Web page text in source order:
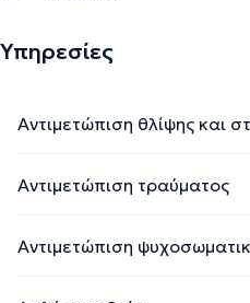
Υπηρεσίες
Αντιμετώπιση θλίψης και
Αντιμετώπιση τραύματος
Αντιμετώπιση